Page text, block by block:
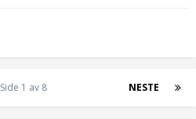
NESTE
Side 1 av 8